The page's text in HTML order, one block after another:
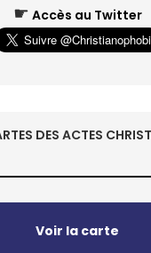
☛ Accès au Twitter
DES ACTES
Voir la carte